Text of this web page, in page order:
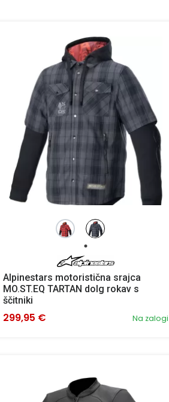
Alpinestars motoristična srajca
MO.ST.EQ TARTAN dolg rokav s
ščitniki
Na zalogi
299,95 €